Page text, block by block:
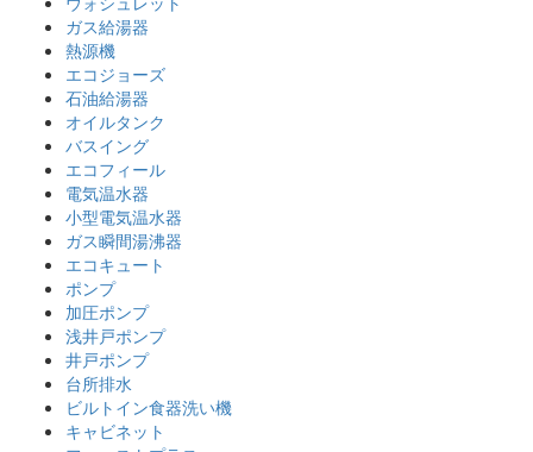
ガス給湯器
熱源機
エコジョーズ
石油給湯器
オイルタンク
バスイング
エコフィール
電気温水器
小型電気温水器
ガス瞬間湯沸器
エコキュート
ポンプ
加圧ポンプ
浅井戸ポンプ
井戸ポンプ
台所排水
ビルトイン食器洗い機
キャビネット